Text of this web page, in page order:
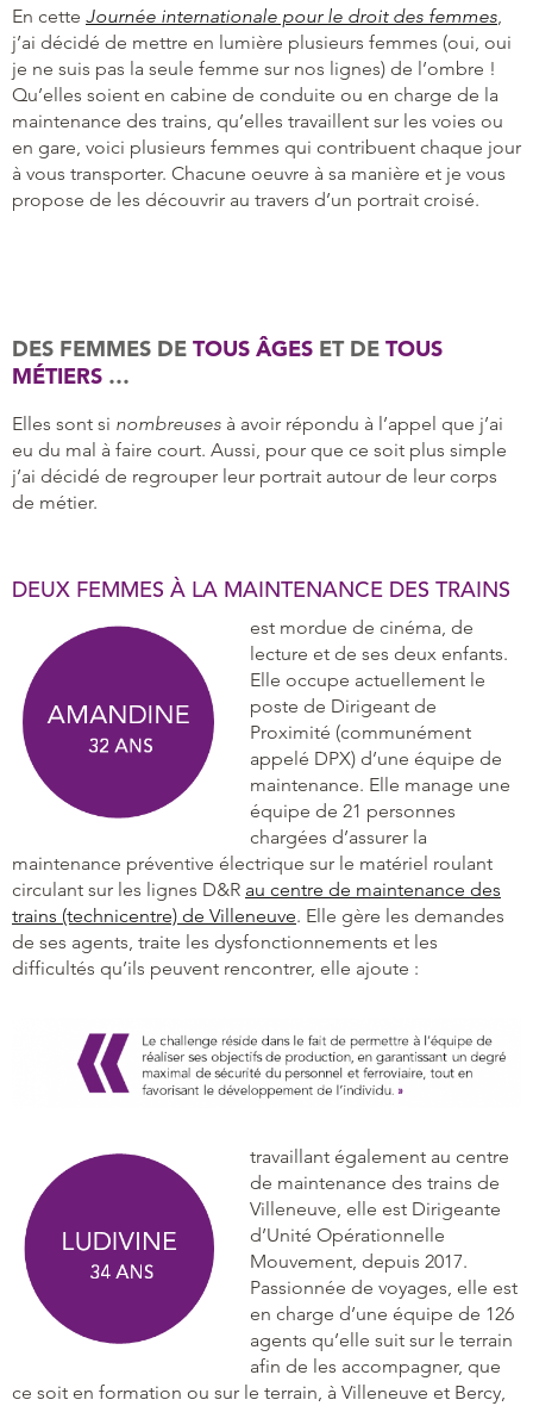
En cette Journée internationale pour le droit des femmes
j’ai décidé de mettre en lumière plusieurs femmes (oui, oui
je ne suis pas la seule femme sur nos lignes) de l’ombre !
Qu’elles soient en cabine de conduite ou en charge de la
maintenance des trains, qu’elles travaillent sur les voies ou
en gare, voici plusieurs femmes qui contribuent chaque jour
à vous transporter. Chacune oeuvre à sa manière et je vous
propose de les découvrir au travers d’un portrait croisé.
DES FEMMES DE TOUS ÂGES ET DE TOUS
MÉTIERS …
Elles sont si nombreuses à avoir répondu à l’appel que j’ai
eu du mal à faire court. Aussi, pour que ce soit plus simple
j’ai décidé de regrouper leur portrait autour de leur corps
de métier.
DEUX FEMMES À LA MAINTENANCE DES TRAINS
est mordue de cinéma, de
lecture et de ses deux enfants.
Elle occupe actuellement le
poste de Dirigeant de
Proximité (communément
appelé DPX) d’une équipe de
maintenance. Elle manage une
équipe de 21 personnes
chargées d’assurer la
maintenance préventive électrique sur le matériel roulant
circulant sur les lignes D&R au centre de maintenance des
trains (technicentre) de Villeneuve. Elle gère les demandes
de ses agents, traite les dysfonctionnements et les
difficultés qu’ils peuvent rencontrer, elle ajoute :
travaillant également au centre
de maintenance des trains de
Villeneuve, elle est Dirigeante
d’Unité Opérationnelle
Mouvement, depuis 2017.
Passionnée de voyages, elle est
en charge d’une équipe de 126
agents qu’elle suit sur le terrain
afin de les accompagner, que
ce soit en formation ou sur le terrain, à Villeneuve et Bercy,